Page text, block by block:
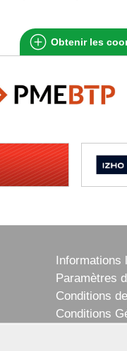
Obtenir les
Informations
Paramètres
Conditions
Conditions